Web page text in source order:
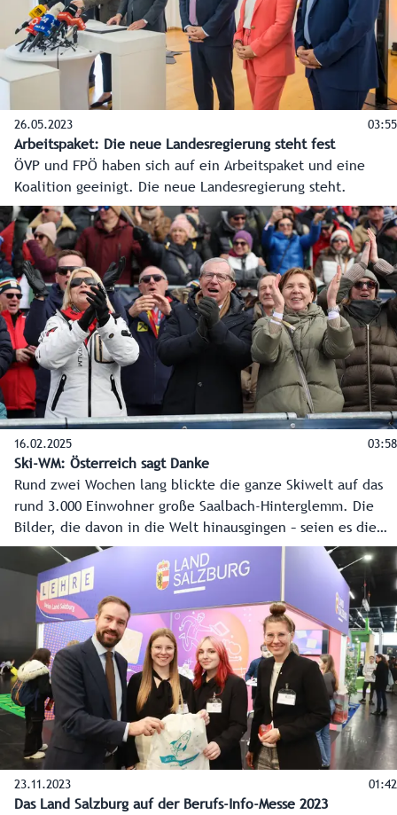
26.05.2023 03:55
Arbeitspaket: Die neue Landesregierung steht fest
ÖVP und FPÖ haben sich auf ein Arbeitspaket und eine
Koalition geeinigt. Die neue Landesregierung steht.
16.02.2025 03:58
Ski-WM: Österreich sagt Danke
Rund zwei Wochen lang blickte die ganze Skiwelt auf das
rund 3.000 Einwohner große Saalbach-Hinterglemm. Die
Bilder, die davon in die Welt hinausgingen – seien es die
Erfolge der Athleten oder die Leistungen der vielen
fleißigen Hände - werden noch weit in der Zukunft
Menschen in die Region ziehen. Der Dank des ganzen
Landes ist Saalbach-Hinterglemm sicher.
23.11.2023 01:42
Das Land Salzburg auf der Berufs-Info-Messe 2023